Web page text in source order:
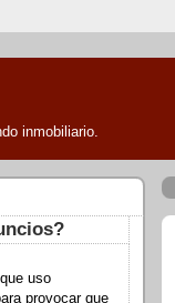
inmobiliario.
uso
provocar que